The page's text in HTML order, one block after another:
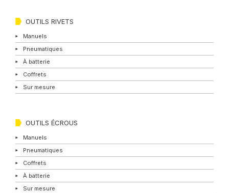
OUTILS RIVETS
Manuels
Pneumatiques
À batterie
Coffrets
Sur mesure
OUTILS ÉCROUS
Manuels
Pneumatiques
Coffrets
À batterie
Sur mesure